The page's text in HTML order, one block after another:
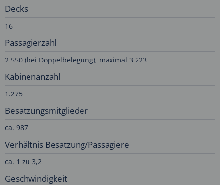
Decks
16
Passagierzahl
2.550 (bei Doppelbelegung), maximal 3.223
Kabinenanzahl
1.275
Besatzungsmitglieder
ca. 987
Verhältnis Besatzung/Passagiere
ca. 1 zu 3,2
Geschwindigkeit